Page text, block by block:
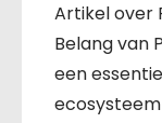
Artikel over
Belang van
een